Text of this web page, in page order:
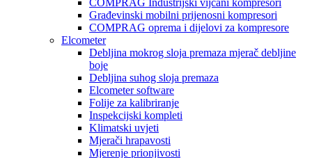
COMPRAG Industrijski vijčani kompresori
Građevinski mobilni prijenosni kompresori
COMPRAG oprema i dijelovi za kompresore
Elcometer
Debljina mokrog sloja premaza mjerač debljine
boje
Debljina suhog sloja premaza
Elcometer software
Folije za kalibriranje
Inspekcijski kompleti
Klimatski uvjeti
Mjerači hrapavosti
Mjerenje prionjivosti